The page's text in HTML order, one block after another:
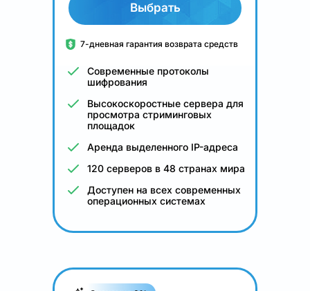
Выбрать
7-дневная гарантия возврата средств
Современные протоколы
шифрования
Высокоскоростные сервера для
просмотра стриминговых
площадок
Аренда выделенного IP-адреса
120 серверов в 48 странах мира
Доступен на всех современных
операционных системах